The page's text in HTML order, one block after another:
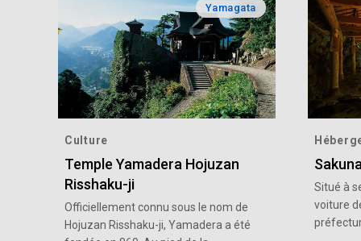
Yamagata
Culture
Temple Yamadera Hojuzan
Risshaku-ji
Officiellement connu sous le nom de
Hojuzan Risshaku-ji, Yamadera a été
Situé à
voiture